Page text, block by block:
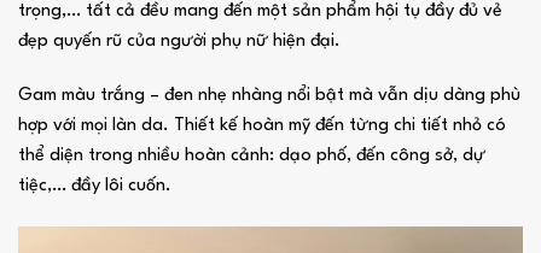
trọng,… tất cả đều mang đến một sản phẩm hội tụ đầy đủ vẻ
đẹp quyến rũ của người phụ nữ hiện đại.
Gam màu trắng – đen nhẹ nhàng nổi bật mà vẫn dịu dàng phù
hợp với mọi làn da. Thiết kế hoàn mỹ đến từng chi tiết nhỏ có
thể diện trong nhiều hoàn cảnh: dạo phố, đến công sở, dự
tiệc,… đầy lôi cuốn.